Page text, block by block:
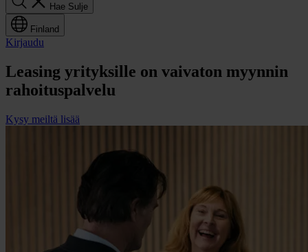
Hae Sulje
Finland
Kirjaudu
Leasing yrityksille on vaivaton myynnin
rahoituspalvelu
Kysy meiltä lisää